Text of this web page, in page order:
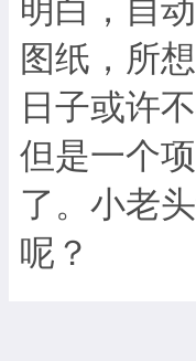
明白，自
图纸，所
日子或许
但是一个
了。小老
呢？